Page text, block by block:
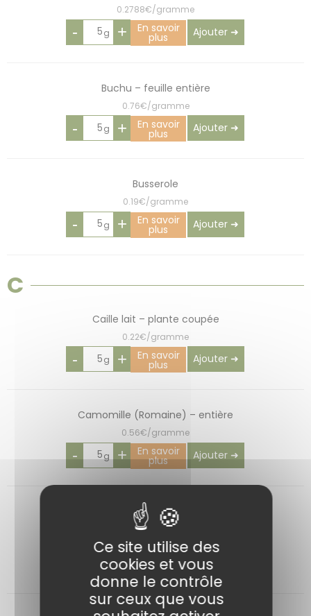
0.2788€/gramme
- + En savoir
plus Ajouter ➜
Buchu – feuille entière
0.76€/gramme
- + En savoir
plus Ajouter ➜
Busserole
0.19€/gramme
- + En savoir
plus Ajouter ➜
C
Caille lait – plante coupée
0.22€/gramme
- + En savoir
plus Ajouter ➜
Camomille (Romaine) – entière
0.56€/gramme
- + En savoir
plus Ajouter ➜
Camomille matricaire
0.216€/gramme
+ En savoir
plus Ajouter ➜
Ce site utilise des
cookies et vous
donne le contrôle
sur ceux que vous